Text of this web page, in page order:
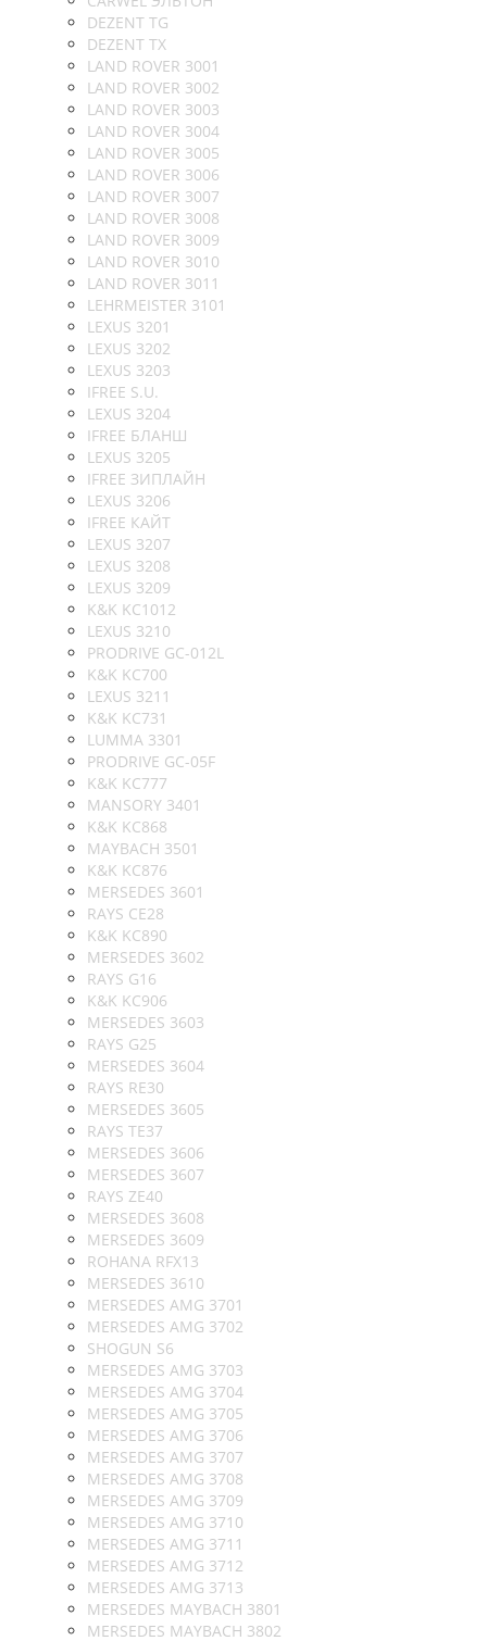
DEZENT TG
DEZENT TX
LAND ROVER 3001
LAND ROVER 3002
LAND ROVER 3003
LAND ROVER 3004
LAND ROVER 3005
LAND ROVER 3006
LAND ROVER 3007
LAND ROVER 3008
LAND ROVER 3009
LAND ROVER 3010
LAND ROVER 3011
LEHRMEISTER 3101
LEXUS 3201
LEXUS 3202
LEXUS 3203
IFREE S.U.
LEXUS 3204
IFREE БЛАНШ
LEXUS 3205
IFREE ЗИПЛАЙН
LEXUS 3206
IFREE КАЙТ
LEXUS 3207
LEXUS 3208
LEXUS 3209
K&K KC1012
LEXUS 3210
PRODRIVE GC-012L
K&K KC700
LEXUS 3211
K&K KC731
LUMMA 3301
PRODRIVE GC-05F
K&K KC777
MANSORY 3401
K&K KC868
MAYBACH 3501
K&K KC876
MERSEDES 3601
RAYS CE28
K&K KC890
MERSEDES 3602
RAYS G16
K&K KC906
MERSEDES 3603
RAYS G25
MERSEDES 3604
RAYS RE30
MERSEDES 3605
RAYS TE37
MERSEDES 3606
MERSEDES 3607
RAYS ZE40
MERSEDES 3608
MERSEDES 3609
ROHANA RFX13
MERSEDES 3610
MERSEDES AMG 3701
MERSEDES AMG 3702
SHOGUN S6
MERSEDES AMG 3703
MERSEDES AMG 3704
MERSEDES AMG 3705
MERSEDES AMG 3706
MERSEDES AMG 3707
MERSEDES AMG 3708
MERSEDES AMG 3709
MERSEDES AMG 3710
MERSEDES AMG 3711
MERSEDES AMG 3712
MERSEDES AMG 3713
MERSEDES MAYBACH 3801
MERSEDES MAYBACH 3802